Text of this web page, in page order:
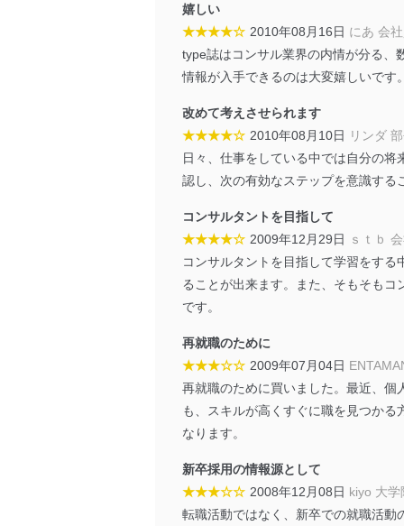
システムを使用する
外部からの不正アクセス
個人データを取り扱
としています。
情報システムの使用に伴
メール等により個人
個人情報保護マネジメント
当社は、内部監査及びマネ
の状態を維持します。
貴殿の個人情報及び当社の
適切、かつ迅速に対応させ
株式会社富士山マガジンサ
TEL：0570-200-223
改訂：2025年2月20日
制定：2005年4月1日
株式会社富士山マガジンサ
嬉しい
★★★★☆ 2010年08月16日 にあ 会
type誌はコンサル業界の内情が分る、
情報が入手できるのは大変嬉しいです
改めて考えさせられます
★★★★☆ 2010年08月10日 リンダ
日々、仕事をしている中では自分の
認し、次の有効なステップを意識する
コンサルタントを目指して
★★★★☆ 2009年12月29日
ｓｔｂ
コンサルタントを目指して学習をす
ることが出来ます。また、そもそも
です。
再就職のために
★★★☆☆ 2009年07月04日
再就職のために買いました。最近、
も、スキルが高くすぐに職を見つか
なります。
新卒採用の情報源として
★★★☆☆ 2008年12月08日 kiyo 大学
転職活動ではなく、新卒での就職活